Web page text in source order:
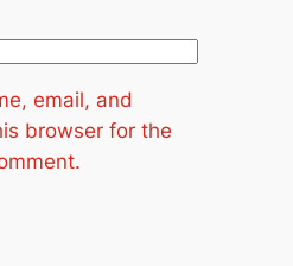
email, and
browser for the